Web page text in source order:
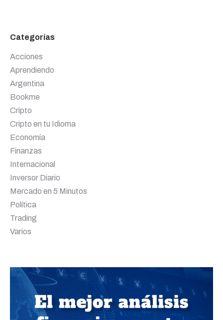
Categorías
Acciones
Aprendiendo
Argentina
Bookme
Cripto
Cripto en tu Idioma
Economía
Finanzas
Internacional
Inversor Diario
Mercado en 5 Minutos
Política
Trading
Varios